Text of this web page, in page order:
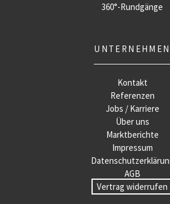
360°-Rundgänge
UNTERNEHMEN
Kontakt
Referenzen
Jobs / Karriere
Über uns
Marktberichte
Impressum
AGB
Vertrag widerrufen